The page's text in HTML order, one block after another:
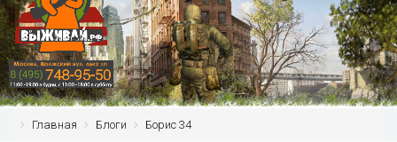
Главная Блоги Борис 34